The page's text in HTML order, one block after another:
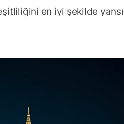
en iyi şekilde